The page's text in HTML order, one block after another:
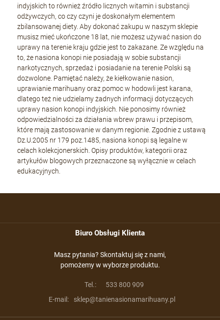
indyjskich to również źródło licznych witamin i substancji
odżywczych, co czy czyni je doskonałym elementem
zbilansowanej diety. Aby dokonać zakupu w naszym sklepie
musisz mieć ukończone 18 lat, nie możesz używać nasion do
uprawy na terenie kraju gdzie jest to zakazane. Ze względu na
to, że nasiona konopi nie posiadają w sobie substancji
narkotycznych, sprzedaż i posiadanie na terenie Polski są
dozwolone. Pamiętać należy, że kiełkowanie nasion,
uprawianie marihuany oraz pomoc w hodowli jest karana,
dlatego też nie udzielamy żadnych informacji dotyczących
uprawy nasion konopi indyjskich. Nie ponosimy również
odpowiedzialności za działania wbrew prawu i przepisom,
które mają zastosowanie w danym regionie. Zgodnie z ustawą
Dz.U.2005 nr 179 poz.1485, nasiona konopi są legalne w
celach kolekcjonerskich. Opisy produktów, kategorii oraz
artykułów blogowych przeznaczone są wyłącznie w celach
edukacyjnych.
Biuro Obsługi Klienta
Masz pytania? Skontaktuj się z nami,
pomożemy w wyborze produktu.
Tel.:
533 800 909
E-mail:
sklep@tanienasionamarihuany.pl